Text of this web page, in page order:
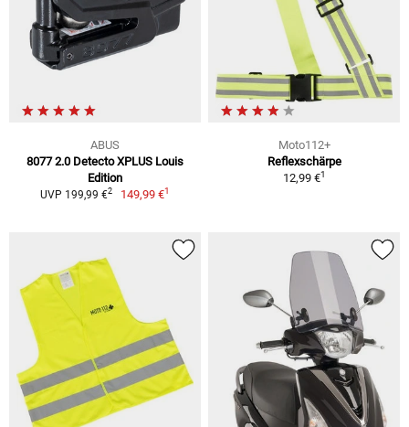
ABUS
8077 2.0 Detecto XPLUS Louis
Edition
UVP 199,99 €2 149,99 €1
Moto112+
Reflexschärpe
12,99 €1